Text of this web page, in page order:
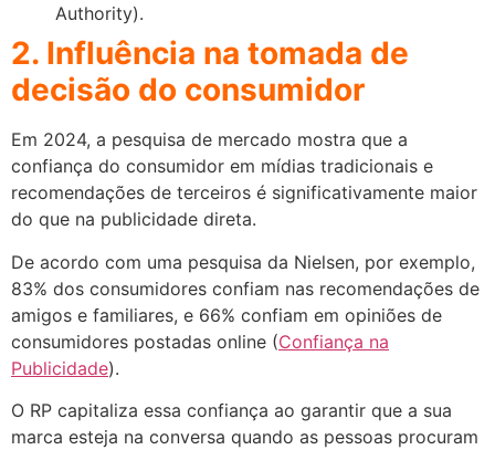
Authority).
2. Influência na tomada de
decisão do consumidor
Em 2024, a pesquisa de mercado mostra que a
confiança do consumidor em mídias tradicionais e
recomendações de terceiros é significativamente maior
do que na publicidade direta.
De acordo com uma pesquisa da Nielsen, por exemplo,
83% dos consumidores confiam nas recomendações de
amigos e familiares, e 66% confiam em opiniões de
consumidores postadas online (Confiança na
Publicidade).
O RP capitaliza essa confiança ao garantir que a sua
marca esteja na conversa quando as pessoas procuram